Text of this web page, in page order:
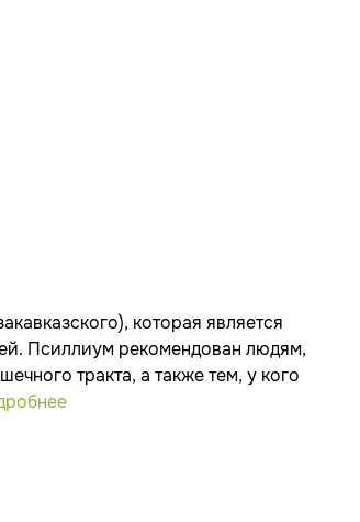
которая является
Псиллиум рекомендован людям,
тракта, а также тем, у кого